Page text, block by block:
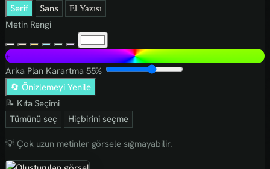
Serif Sans El Yazısı
Metin Rengi
+
Arka Plan Karartma 55%
🔄 Önizlemeyi Yenile
📝 Kıta Seçimi
Tümünü seç
Hiçbirini seçme
💡 Çok uzun metinler görsele sığmayabilir.